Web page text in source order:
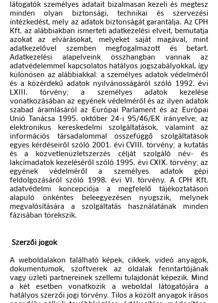
látogatók személyes adatait bizalmasan kezeli és megtesz
minden olyan biztonsági, technikai és szervezési
intézkedést, mely az adatok biztonságát garantálja. Az CPH
Kft. az alábbiakban ismerteti adatkezelési elveit, bemutatja
azokat az elvárásokat, melyeket saját magával, mint
adatkezelővel szemben megfogalmazott és betart.
Adatkezelési alapelveink összhangban vannak az
adatvédelemmel kapcsolatos hatályos jogszabályokkal, így
különösen az alábbiakkal: a személyes adatok védelméről
és a közérdekű adatok nyilvánosságáról szóló 1992. évi
LXIII. törvény; a személyes adatok kezelése
vonatkozásában az egyének védelméről és az ilyen adatok
szabad áramlásáról az Európai Parlament és az Európai
Unió Tanácsa 1995. október 24-i 95/46/EK irányelve; az
elektronikus kereskedelmi szolgáltatások, valamint az
információs társadalommal összefüggő szolgáltatások
egyes kérdéseiről szóló 2001. évi CVIII. törvény; a kutatás
és a közvetlenüzletszerzés célját szolgáló név- és
lakcímadatok kezeléséről szóló 1995. évi CXIX. törvény; az
egyének védelméről a személyes adatok gépi
feldolgozásáról szóló 1998. évi VI. törvény. A CPH Kft.
adatvédelmi koncepciója a megfelelő tájékoztatáson
alapuló önkéntes beleegyezésen nyugszik, melynek
megvalósítására a szolgáltatás használatának minden
fázisában törekszik.
Szerzői jogok
A weboldalakon található képek, cikkek, videó anyagok,
dokumentumok, szoftverek az oldalak fenntartójának
vagy üzleti partnereinek szellemi tulajdonát képezik. Mind
a két esetben vonatkozik a weboldal látogatójára a
hatályos szerzői jogi törvény. Tilos a közölt anyagok írásos